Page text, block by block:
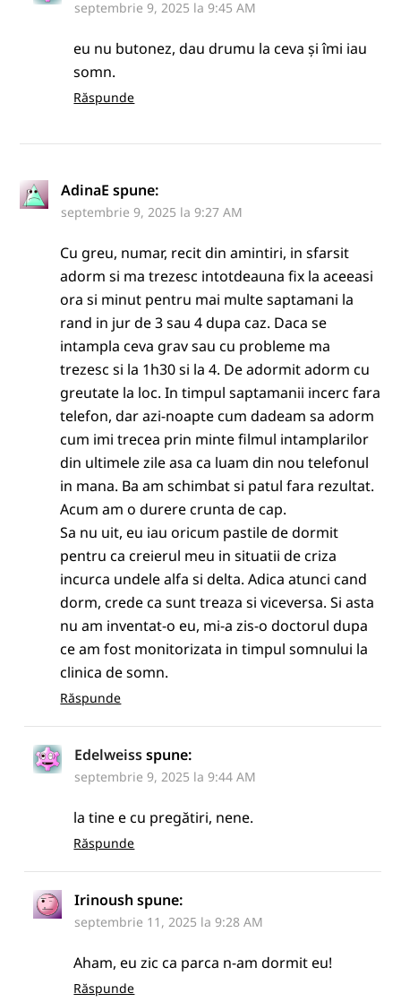
septembrie 9, 2025 la 9:45 AM
eu nu butonez, dau drumu la ceva și îmi iau
somn.
Răspunde
AdinaE spune:
septembrie 9, 2025 la 9:27 AM
Cu greu, numar, recit din amintiri, in sfarsit
adorm si ma trezesc intotdeauna fix la aceeasi
ora si minut pentru mai multe saptamani la
rand in jur de 3 sau 4 dupa caz. Daca se
intampla ceva grav sau cu probleme ma
trezesc si la 1h30 si la 4. De adormit adorm cu
greutate la loc. In timpul saptamanii incerc fara
telefon, dar azi-noapte cum dadeam sa adorm
cum imi trecea prin minte filmul intamplarilor
din ultimele zile asa ca luam din nou telefonul
in mana. Ba am schimbat si patul fara rezultat.
Acum am o durere crunta de cap.
Sa nu uit, eu iau oricum pastile de dormit
pentru ca creierul meu in situatii de criza
incurca undele alfa si delta. Adica atunci cand
dorm, crede ca sunt treaza si viceversa. Si asta
nu am inventat-o eu, mi-a zis-o doctorul dupa
ce am fost monitorizata in timpul somnului la
clinica de somn.
Răspunde
Edelweiss spune:
septembrie 9, 2025 la 9:44 AM
la tine e cu pregătiri, nene.
Răspunde
Irinoush spune:
septembrie 11, 2025 la 9:28 AM
Aham, eu zic ca parca n-am dormit eu!
Răspunde